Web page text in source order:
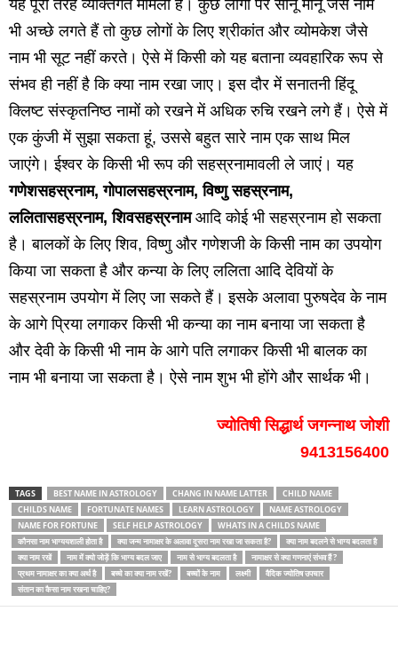
यह पूरी तरह व्‍यक्तिगत मामला है। कुछ लोगों पर सोनू मोनू जैसे नाम
भी अच्‍छे लगते हैं तो कुछ लोगों के लिए श्रीकांत और व्‍योमकेश जैसे
नाम भी सूट नहीं करते। ऐसे में किसी को यह बताना व्‍यवहारिक रूप से
संभव ही नहीं है कि क्‍या नाम रखा जाए। इस दौर में सनातनी हिंदू
क्लिष्‍ट संस्‍कृतनिष्‍ठ नामों को रखने में अधिक रुचि रखने लगे हैं। ऐसे में
एक कुंजी में सुझा सकता हूं, उससे बहुत सारे नाम एक साथ मिल
जाएंगे। ईश्‍वर के किसी भी रूप की सहस्रनामावली ले जाएं। यह
गणेशसहस्रनाम, गोपालसहस्रनाम, विष्‍णु सहस्रनाम,
ललितासहस्रनाम, शिवसहस्रनामआदि कोई भी सहस्रनाम हो सकता
है। बालकों के लिए शिव, विष्‍णु और गणेशजी के किसी नाम का उपयोग
किया जा सकता है और कन्‍या के लिए ललिता आदि देवियों के
सहस्रनाम उपयोग में लिए जा सकते हैं। इसके अलावा पुरुषदेव के नाम
के आगे प्रिया लगाकर किसी भी कन्‍या का नाम बनाया जा सकता है
और देवी के किसी भी नाम के आगे पति लगाकर किसी भी बालक का
नाम भी बनाया जा सकता है। ऐसे नाम शुभ भी होंगे और सार्थक भी।
ज्‍योतिषी सिद्धार्थ जगन्‍नाथ जोशी
9413156400
TAGS BEST NAME IN ASTROLOGY CHANG IN NAME LATTER
CHILD NAME
CHILDS NAME
FORTUNATE NAMES LEARN ASTROLOGY
NAME ASTROLOGY
NAME FOR FORTUNE
SELF HELP ASTROLOGY
WHATS IN A CHILDS NAME
कौनसा नाम भाग्ययशाली होता है
क्‍या जन्‍म नामाक्षर के अलावा दूसरा नाम रखा जा सकता है?
क्‍या नाम बदलने से भाग्‍य बदलता है
क्‍या नाम रखें
नाम में क्‍यो जोड़ें कि भाग्‍य बदल जाए नाम से भाग्‍य बदलता है
नामाक्षर से क्‍या गणनाएं संभव हैं ?
प्रथम नामाक्षर का क्‍या अर्थ है
बच्‍चे का क्‍या नाम रखें? बच्‍चों के नाम लक्ष्‍मी
वैदिक ज्‍योतिष उपचार
संतान का कैसा नाम रखना चाहिए?